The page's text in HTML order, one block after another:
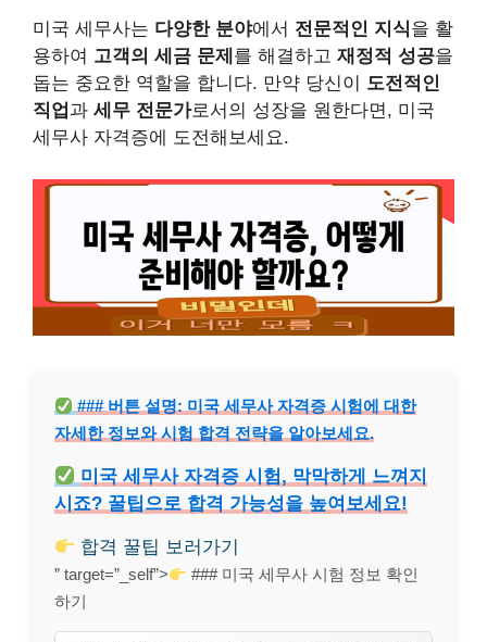
미국 세무사는 다양한 분야에서 전문적인 지식을 활
용하여 고객의 세금 문제 를 해결하고 재정적 성공을
돕는 중요한 역할을 합니다. 만약 당신이 도전적인
직업 과 세무 전문가로서의 성장을 원한다면, 미국
세무사 자격증에 도전해보세요.
### 버튼 설명: 미국 세무사 자격증 시험에 대한
자세한 정보와 시험 합격 전략을 알아보세요.
미국 세무사 자격증 시험, 막막하게 느껴지
시죠? 꿀팁으로 합격 가능성을 높여보세요!
합격 꿀팁 보러가기
” target=”_self”>
### 미국 세무사 시험 정보 확인
하기